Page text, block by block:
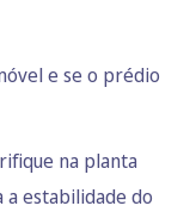
e se o prédio
na planta
a estabilidade do